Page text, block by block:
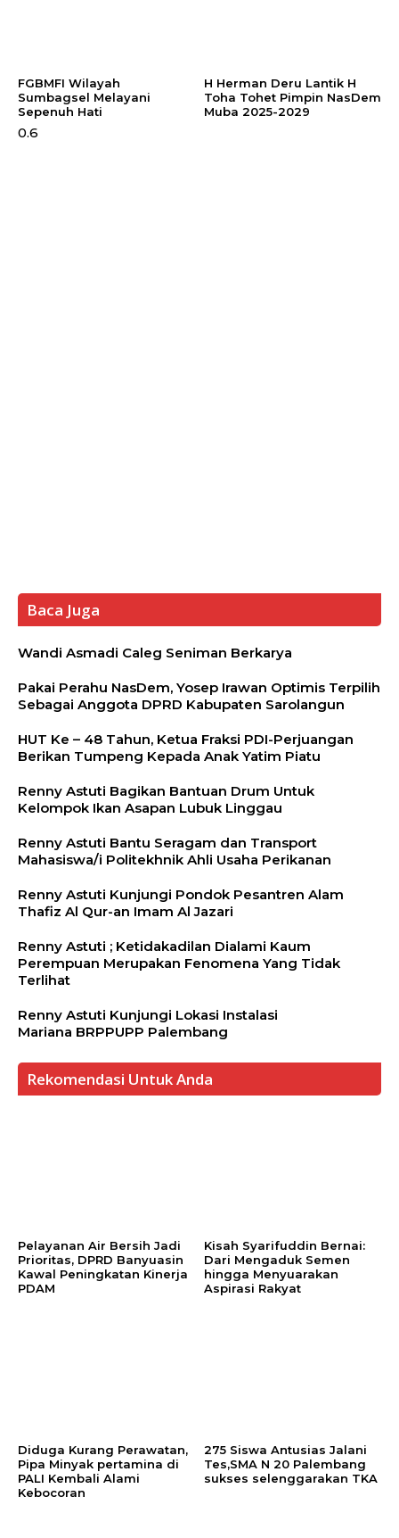
FGBMFI Wilayah
Sumbagsel Melayani
Sepenuh Hati
H Herman Deru Lantik H
Toha Tohet Pimpin NasDem
Muba 2025-2029
Baca Juga
Wandi Asmadi Caleg Seniman Berkarya
Pakai Perahu NasDem, Yosep Irawan Optimis Terpilih
Sebagai Anggota DPRD Kabupaten Sarolangun
HUT Ke – 48 Tahun, Ketua Fraksi PDI-Perjuangan
Berikan Tumpeng Kepada Anak Yatim Piatu
Renny Astuti Bagikan Bantuan Drum Untuk
Kelompok Ikan Asapan Lubuk Linggau
Renny Astuti Bantu Seragam dan Transport
Mahasiswa/i Politekhnik Ahli Usaha Perikanan
Renny Astuti Kunjungi Pondok Pesantren Alam
Thafiz Al Qur-an Imam Al Jazari
Renny Astuti ; Ketidakadilan Dialami Kaum
Perempuan Merupakan Fenomena Yang Tidak
Terlihat
Renny Astuti Kunjungi Lokasi Instalasi
Mariana BRPPUPP Palembang
Rekomendasi Untuk Anda
Pelayanan Air Bersih Jadi
Prioritas, DPRD Banyuasin
Kawal Peningkatan Kinerja
PDAM
Kisah Syarifuddin Bernai:
Dari Mengaduk Semen
hingga Menyuarakan
Aspirasi Rakyat
Diduga Kurang Perawatan,
Pipa Minyak pertamina di
PALI Kembali Alami
Kebocoran
275 Siswa Antusias Jalani
Tes,SMA N 20 Palembang
sukses selenggarakan TKA